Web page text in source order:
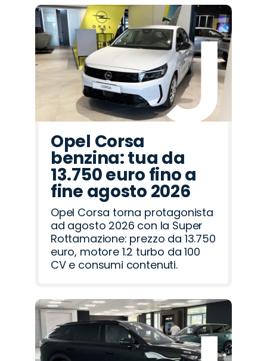
Opel Corsa
benzina: tua da
13.750 euro fino a
fine agosto 2026
Opel Corsa torna protagonista
ad agosto 2026 con la Super
Rottamazione: prezzo da 13.750
euro, motore 1.2 turbo da 100
CV e consumi contenuti.